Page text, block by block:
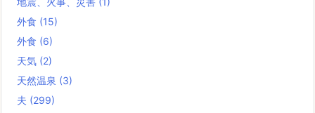
外食 (15)
外食 (6)
天気 (2)
天然温泉 (3)
夫 (299)